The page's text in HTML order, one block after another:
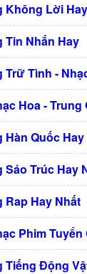
Không Lời Hay
Tin Nhắn Hay
Trữ Tình -
Hoa - Trung
Hàn Quốc
Sáo Trúc Hay
Rap Hay Nhất
Phim Tuyển
Tiếng Động